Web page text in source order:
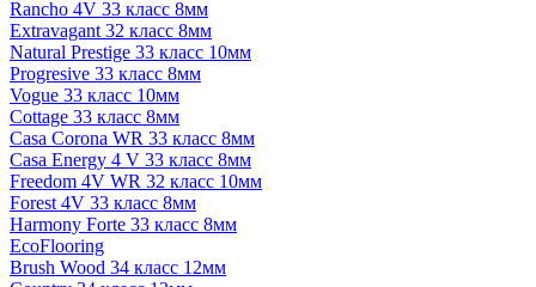
Rancho 4V 33 класс 8мм
Extravagant 32 класс 8мм
Natural Prestige 33 класс 10мм
Progresive 33 класс 8мм
Vogue 33 класс 10мм
Cottage 33 класс 8мм
Casa Corona WR 33 класс 8мм
Casa Energy 4 V 33 класс 8мм
Freedom 4V WR 32 класс 10мм
Forest 4V 33 класс 8мм
Harmony Forte 33 класс 8мм
EcoFlooring
Brush Wood 34 класс 12мм